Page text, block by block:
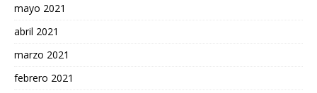
mayo 2021
abril 2021
marzo 2021
febrero 2021